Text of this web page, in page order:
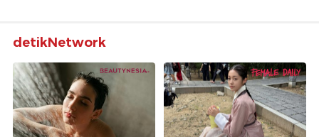
detikNetwork